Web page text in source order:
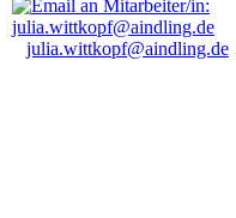
julia.wittkopf@aindling.de